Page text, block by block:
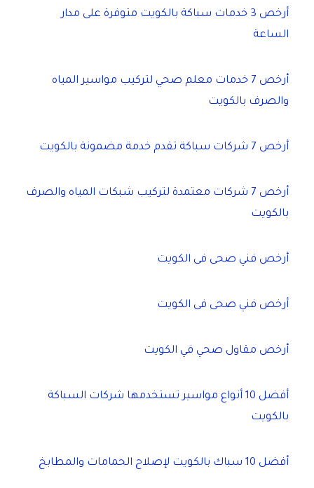
أرخص 3 خدمات سباكة بالكويت متوفرة على مدار
الساعة
أرخص 7 خدمات معلم صحي لتركيب مواسير المياه
والصرف بالكويت
أرخص 7 شركات سباكة تقدم خدمة مضمونة بالكويت
أرخص 7 شركات معتمدة لتركيب شبكات المياه والصرف
بالكويت
أرخص فني صحى فى الكويت
أرخص فني صحى فى الكويت
أرخص مقاول صحي في الكويت
أفضل 10 أنواع مواسير تستخدمها شركات السباكة
بالكويت
أفضل 10 سباك بالكويت لإصلاح الحمامات والمطابخ